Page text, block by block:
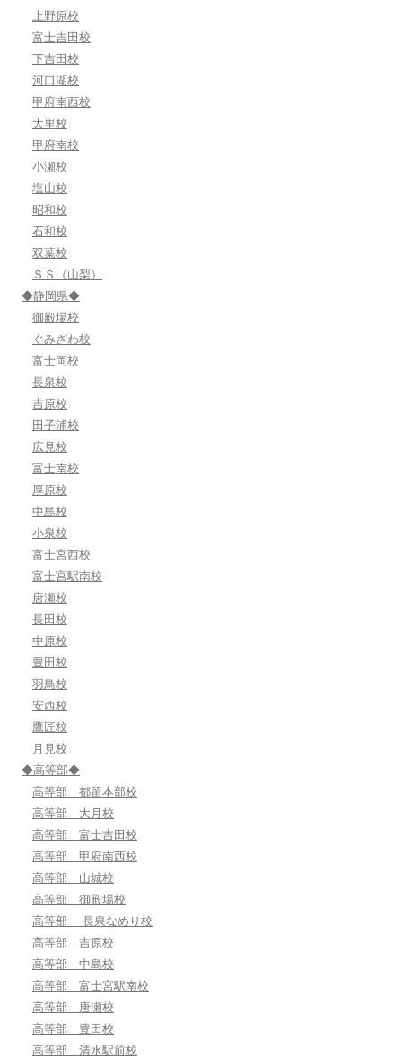
上野原校
富士吉田校
下吉田校
河口湖校
甲府南西校
大里校
甲府南校
小瀬校
塩山校
昭和校
石和校
双葉校
ＳＳ（山梨）
◆静岡県◆
御殿場校
ぐみざわ校
富士岡校
長泉校
吉原校
田子浦校
広見校
富士南校
厚原校
中島校
小泉校
富士宮西校
富士宮駅南校
唐瀬校
長田校
中原校
豊田校
羽鳥校
安西校
鷹匠校
月見校
◆高等部◆
高等部 都留本部校
高等部 大月校
高等部 富士吉田校
高等部 甲府南西校
高等部 山城校
高等部 御殿場校
高等部 長泉なめり校
高等部 吉原校
高等部 中島校
高等部 富士宮駅南校
高等部 唐瀬校
高等部 豊田校
高等部 清水駅前校